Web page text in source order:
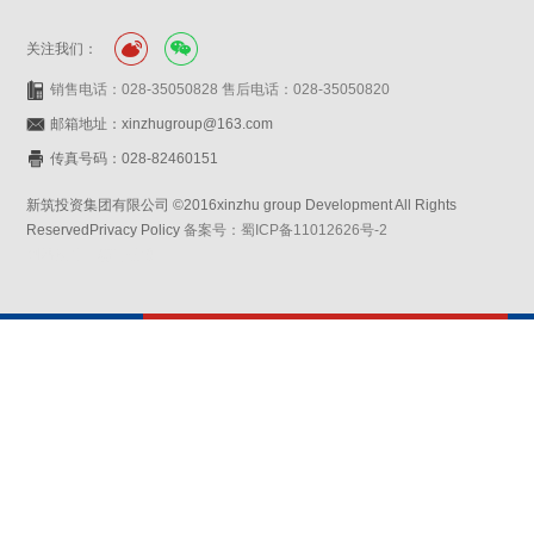
关注我们：
销售电话：028-35050828 售后电话：028-35050820
邮箱地址：xinzhugroup@163.com
传真号码：028-82460151
新筑投资集团有限公司 ©2016xinzhu group Development All Rights
ReservedPrivacy Policy备案号：蜀ICP备11012626号-2